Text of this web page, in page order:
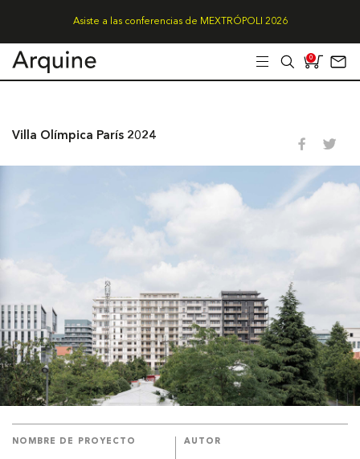
Asiste a las conferencias de MEXTRÓPOLI 2026
0
Villa Olímpica París 2024
NOMBRE DE PROYECTO AUTOR